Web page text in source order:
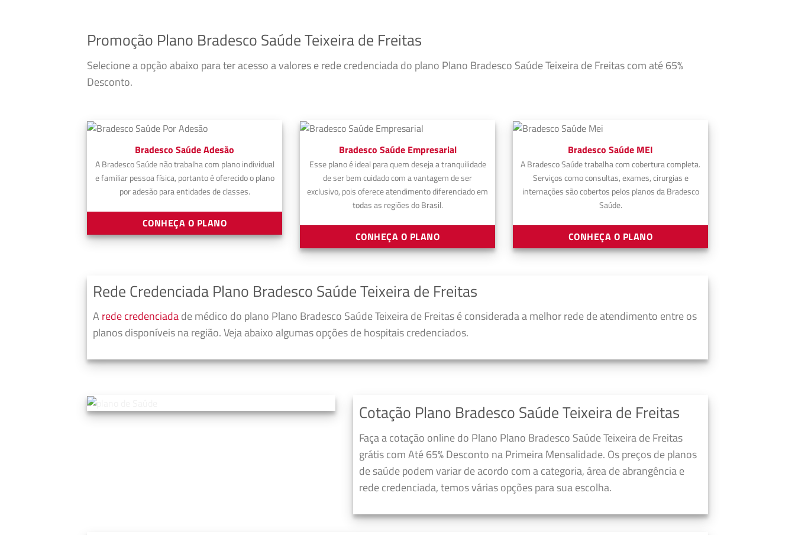
Promoção Plano Bradesco Saúde Teixeira de Freitas
Selecione a opção abaixo para ter acesso a valores e rede credenciada do plano Plano Bradesco Saúde Teixeira de Freitas com até 65%
Desconto.
Bradesco Saúde Adesão
A Bradesco Saúde não trabalha com plano individual
e familiar pessoa física, portanto é oferecido o plano
por adesão para entidades de classes.
CONHEÇA O PLANO
Bradesco Saúde Empresarial
Esse plano é ideal para quem deseja a tranquilidade
de ser bem cuidado com a vantagem de ser
exclusivo, pois oferece atendimento diferenciado em
todas as regiões do Brasil.
CONHEÇA O PLANO
Bradesco Saúde MEI
A Bradesco Saúde trabalha com cobertura completa.
Serviços como consultas, exames, cirurgias e
internações são cobertos pelos planos da Bradesco
Saúde.
CONHEÇA O PLANO
Rede Credenciada Plano Bradesco Saúde Teixeira de Freitas
A rede credenciadade médico do plano Plano Bradesco Saúde Teixeira de Freitas é considerada a melhor rede de atendimento entre os
planos disponíveis na região. Veja abaixo algumas opções de hospitais credenciados.
Cotação Plano Bradesco Saúde Teixeira de Freitas
Faça a cotação online do Plano Plano Bradesco Saúde Teixeira de Freitas
grátis com Até 65% Desconto na Primeira Mensalidade. Os preços de planos
de saúde podem variar de acordo com a categoria, área de abrangência e
rede credenciada, temos várias opções para sua escolha.